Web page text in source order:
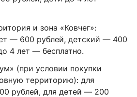
и зона «Ковчег»:
— 600 рублей, детский — 400
4 лет — бесплатно.
(при условии покупки
территорию): для
рублей, для детей — 200